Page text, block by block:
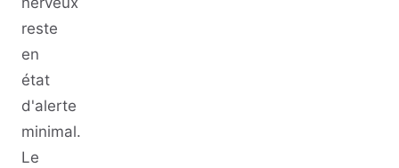
reste
en
état
d'alerte
minimal.
Le